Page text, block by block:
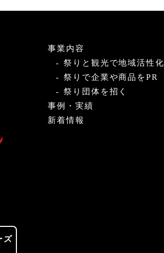
ズ
事業内容
祭りと観光で地域活性化
祭りで企業や商品をPR
祭り団体を招く
事例・実績
新着情報